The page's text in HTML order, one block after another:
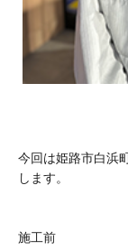
今回は姫路市白浜
します。
施工前